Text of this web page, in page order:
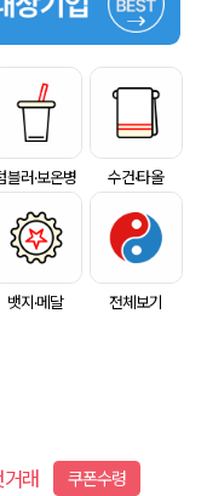
블러·보온병 수건·타올
뱃지·메달 전체보기
거래 쿠폰수령